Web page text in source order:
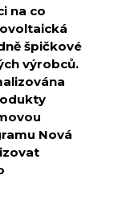
na co
špičkové
výrobců.
Nová